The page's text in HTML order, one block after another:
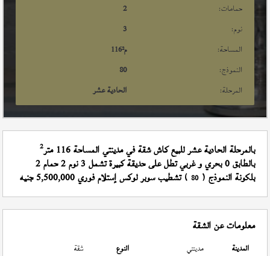
حمامات:
2
نوم:
3
المساحة:
116م²
النموذج:
80
المرحلة:
الحادية عشر
بالمرحلة الحادية عشر للبيع كاش شقة في مدينتي المساحة 116 متر 2
بالطابق 0 بحري و غربي تطل على حديقة كبيرة تشمل 3 نوم 2 حمام 2
بلكونة النموذج (80 ) تشطيب سوبر لوكس إستلام فوري 5,500,000 جنيه
معلومات عن الشقة
المدينة مدينتي النوع
شقة